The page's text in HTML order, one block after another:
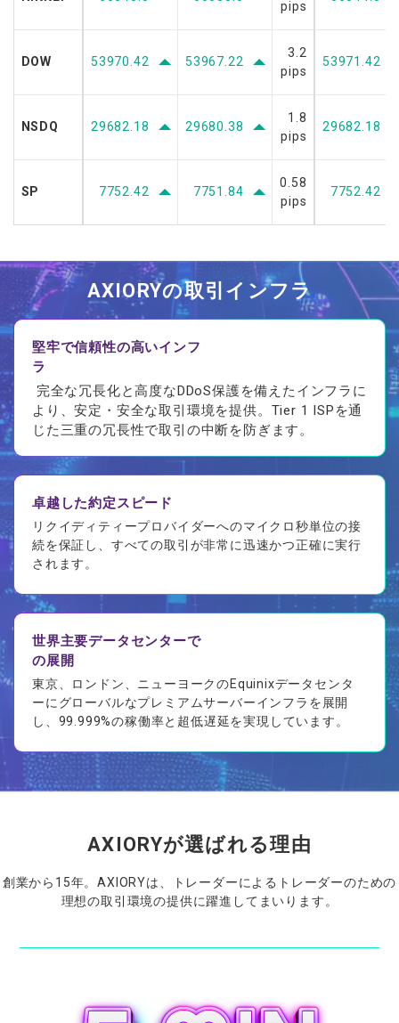
pips
DOW 53970.42 53967.22
3.2
pips
53971.42
NSDQ 29682.18 29680.38
1.8
pips
29682.18
SP 7752.42 7751.84
0.58
pips
7752.42
AXIORYの取引 インフラ
堅牢で信頼性の高いインフ
ラ
完全な冗長化と高度なDDoS保護を備えたインフラに
より、安定・安全な取引環境を提供。Tier 1 ISPを通
じた三重の冗長性で取引の中断を防ぎます。
卓越した約定スピード
リクイディティープロバイダーへのマイクロ秒単位の接
続を保証し、すべての取引が非常に迅速かつ正確に実行
されます。
世界主要データセンターで
の展開
東京、ロンドン、ニューヨークのEquinixデータセンタ
ーにグローバルなプレミアムサーバーインフラを展開
し、99.999%の稼働率と超低遅延を実現しています。
AXIORYが選ばれる理由
創業から 15年。AXIORYは、 トレーダーに よる トレーダーのための
理想の取引環境の提供に躍進してまいります。